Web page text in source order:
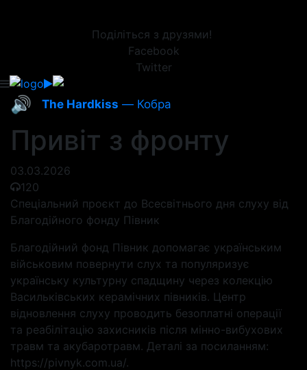
Поділіться з друзями!
Facebook
Twitter
🔊 The Hardkiss — Кобра
Привіт з фронту
03.03.2026
120
Спеціальний проєкт до Всесвітнього дня слуху від
Благодійного фонду Півник
Благодійний фонд Півник допомагає українським
військовим повернути слух та популяризує
українську культурну спадщину через колекцію
Васильківських керамічних півників. Центр
відновлення слуху проводить безоплатні операції
та реабілітацію захисників після мінно-вибухових
травм та акубаротравм. Деталі за посиланням:
https://pivnyk.com.ua/.